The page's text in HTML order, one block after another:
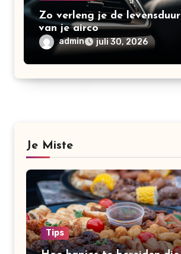
Zo verleng je de levensduur
van je airco
admin juli 30, 2026
Je Miste
Tips